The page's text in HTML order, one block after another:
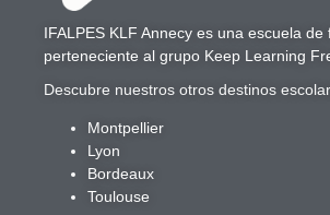
IFALPES KLF Annecy es una escuela de
perteneciente al grupo Keep Learning
Descubre nuestros otros destinos
Montpellier
Lyon
Bordeaux
Toulouse